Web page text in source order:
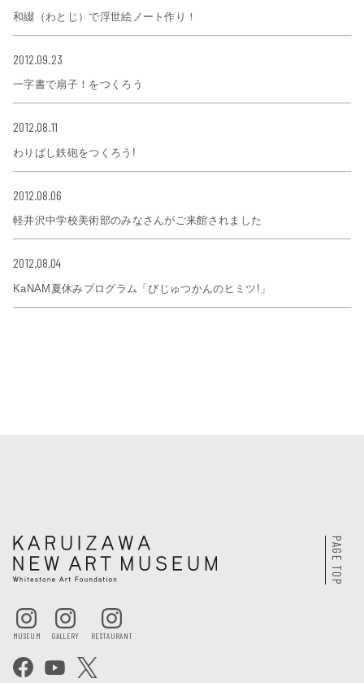
和綴（わとじ）で浮世絵ノート作り！
2012.09.23
一字書で扇子！をつくろう
2012.08.11
わりばし鉄砲をつくろう!
2012.08.06
軽井沢中学校美術部のみなさんがご来館されました
2012.08.04
KaNAM夏休みプログラム「びじゅつかんのヒミツ!」
PAGE TOP